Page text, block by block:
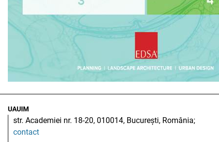
UAUIM
str. Academiei nr. 18-20, 010014, București, România;
contact